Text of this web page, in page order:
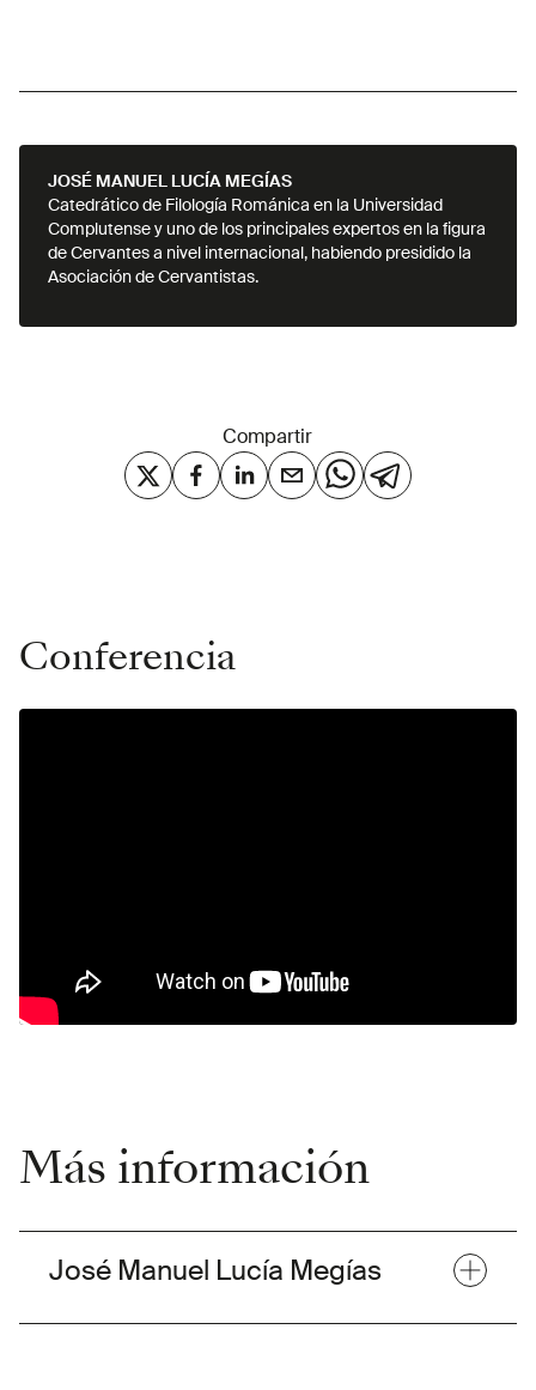
JOSÉ MANUEL LUCÍA MEGÍAS
Catedrático de Filología Románica en la Universidad
Complutense y uno de los principales expertos en la figura
de Cervantes a nivel internacional, habiendo presidido la
Asociación de Cervantistas.
Compartir
Conferencia
Más información
José Manuel Lucía Megías